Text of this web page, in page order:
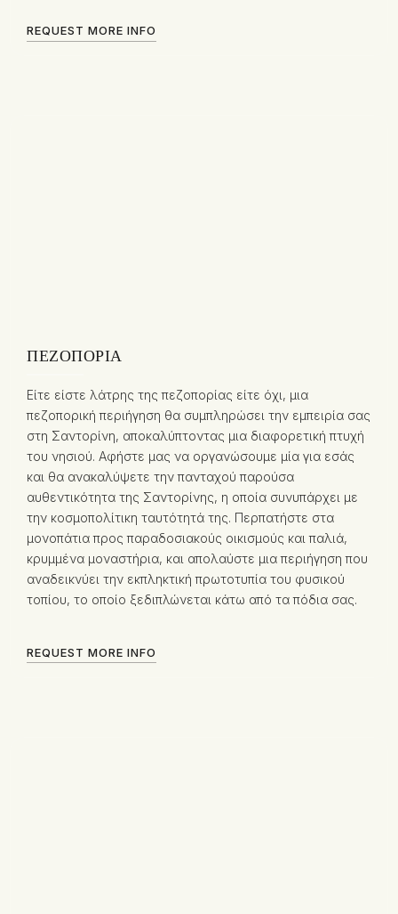
REQUEST MORE INFO
ΠΕΖΟΠΟΡΊΑ
Είτε είστε λάτρης της πεζοπορίας είτε όχι, μια
πεζοπορική περιήγηση θα συμπληρώσει την εμπειρία σας
στη Σαντορίνη, αποκαλύπτοντας μια διαφορετική πτυχή
του νησιού. Αφήστε μας να οργανώσουμε μία για εσάς
και θα ανακαλύψετε την πανταχού παρούσα
αυθεντικότητα της Σαντορίνης, η οποία συνυπάρχει με
την κοσμοπολίτικη ταυτότητά της. Περπατήστε στα
μονοπάτια προς παραδοσιακούς οικισμούς και παλιά,
κρυμμένα μοναστήρια, και απολαύστε μια περιήγηση που
αναδεικνύει την εκπληκτική πρωτοτυπία του φυσικού
τοπίου, το οποίο ξεδιπλώνεται κάτω από τα πόδια σας.
REQUEST MORE INFO